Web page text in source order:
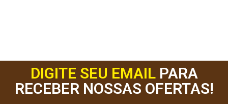
DIGITE SEU EMAILPARA
RECEBER NOSSAS OFERTAS!